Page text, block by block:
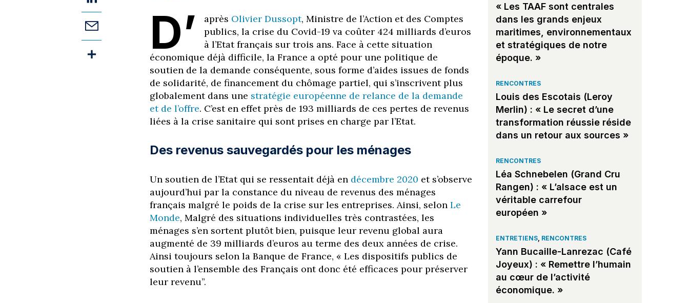
D’ après Olivier Dussopt, Ministre de l’Action et des Comptes
publics, la crise du Covid-19 va coûter 424 milliards d’euros
à l’Etat français sur trois ans. Face à cette situation
économique déjà difficile, la France a opté pour une politique de
soutien de la demande conséquente, sous forme d’aides issues de fonds
de solidarité, de financement du chômage partiel, qui s’inscrivent plus
globalement dans une stratégie européenne de relance de la demande
et de l’offre. C’est en effet près de 193 milliards de ces pertes de revenus
liées à la crise sanitaire qui sont prises en charge par l’Etat.
Des revenus sauvegardés pour les ménages
Un soutien de l’Etat qui se ressentait déjà en décembre 2020 et s’observe
aujourd’hui par la constance du niveau de revenus des ménages
français malgré le poids de la crise sur les entreprises. Ainsi, selon Le
Monde, Malgré des situations individuelles très contrastées, les
ménages s’en sortent plutôt bien, puisque leur revenu global aura
augmenté de 39 milliards d’euros au terme des deux années de crise.
Ainsi toujours selon la Banque de France, « Les dispositifs publics de
soutien à l’ensemble des Français ont donc été efficaces pour préserver
leur revenu”.
« Les TAAF sont centrales
dans les grands enjeux
maritimes, environnementaux
et stratégiques de notre
époque. »
RENCONTRES
Louis des Escotais (Leroy
Merlin) : « Le secret d’une
transformation réussie réside
dans un retour aux sources »
RENCONTRES
Léa Schnebelen (Grand Cru
Rangen) : « L’alsace est un
véritable carrefour
européen »
ENTRETIENS RENCONTRES
Yann Bucaille-Lanrezac (Café
Joyeux) : « Remettre l’humain
au cœur de l’activité
économique. »